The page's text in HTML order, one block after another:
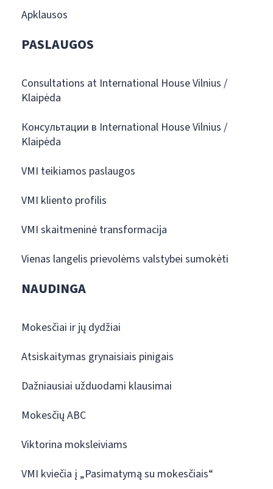
Apklausos
PASLAUGOS
Consultations at International House Vilnius /
Klaipėda
Консультации в International House Vilnius /
Klaipėda
VMI teikiamos paslaugos
VMI kliento profilis
VMI skaitmeninė transformacija
Vienas langelis prievolėms valstybei sumokėti
NAUDINGA
Mokesčiai ir jų dydžiai
Atsiskaitymas grynaisiais pinigais
Dažniausiai užduodami klausimai
Mokesčių ABC
Viktorina moksleiviams
VMI kviečia į „Pasimatymą su mokesčiais“